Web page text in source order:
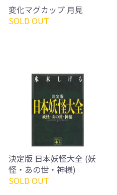
変化マグカップ 月見
SOLD OUT
決定版 日本妖怪大全 (妖
怪・あの世・神様)
SOLD OUT